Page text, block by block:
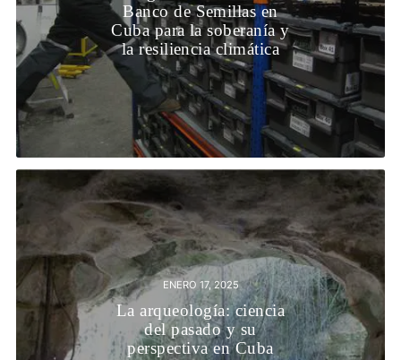
Banco de Semillas en
Cuba para la soberanía y
la resiliencia climática
ENERO 17, 2025
La arqueología: ciencia
del pasado y su
perspectiva en Cuba